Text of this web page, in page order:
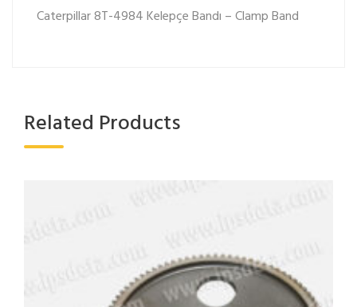
Caterpillar 8T-4984 Kelepçe Bandı – Clamp Band
Related Products